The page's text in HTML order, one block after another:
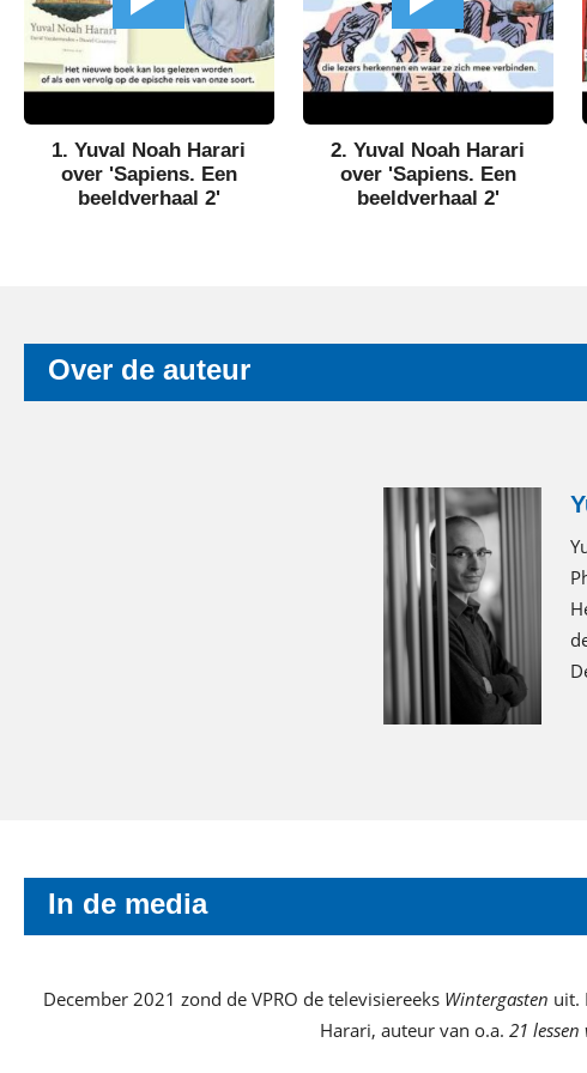
1. Yuval Noah Harari
over 'Sapiens. Een
beeldverhaal 2'
2. Yuval Noah Harari
over 'Sapiens. Een
beeldverhaal 2'
Over de auteur
In de media
December 2021 zond de VPRO de televisiereeks Wintergasten uit.
Harari, auteur van o.a. 21